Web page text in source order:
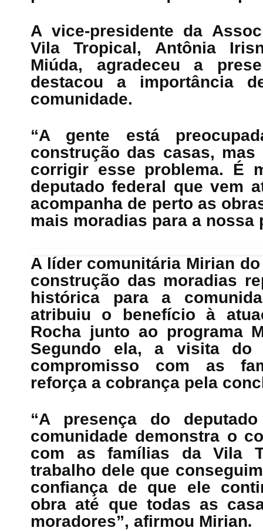
A vice-presidente da
Vila Tropical, Antônia
Miúda, agradeceu a
destacou a importância
comunidade.
“A gente está
construção das casas,
corrigir esse problema. É
deputado federal que vem
acompanha de perto as
mais moradias para a nossa
A líder comunitária Mirian
construção das moradias
histórica para a
atribuiu o benefício à
Rocha junto ao programa
Segundo ela, a visita do
compromisso com as
reforça a cobrança pela
“A presença do
comunidade demonstra o
com as famílias da Vila
trabalho dele que
confiança de que ele
obra até que todas as
moradores”, afirmou Mirian.